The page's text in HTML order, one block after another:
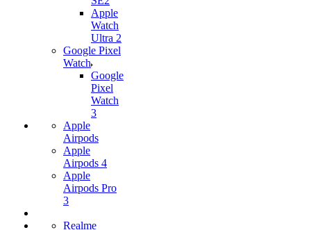
Apple
Watch
Ultra 2
Google Pixel
Watch
Google
Pixel
Watch
3
Apple
Airpods
Apple
Airpods 4
Apple
Airpods Pro
3
Realme